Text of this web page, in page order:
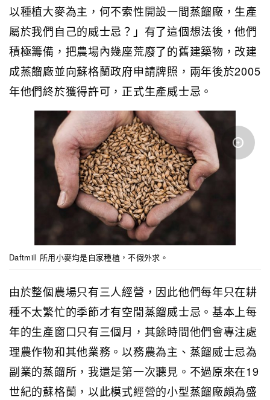
以種植大麥為主，何不索性開設一間蒸餾廠，生產
屬於我們自己的威士忌？」有了這個想法後，他們
積極籌備，把農場內幾座荒廢了的舊建築物，改建
成蒸餾廠並向蘇格蘭政府申請牌照，兩年後於2005
年他們終於獲得許可，正式生產威士忌。
Daftmill 所用小麥均是自家種植，不假外求。
由於整個農場只有三人經營，因此他們每年只在耕
種不太繁忙的季節才有空閒蒸餾威士忌。基本上每
年的生產窗口只有三個月，其餘時間他們會專注處
理農作物和其他業務。以務農為主、蒸餾威士忌為
副業的蒸餾所，我還是第一次聽見。不過原來在19
世紀的蘇格蘭，以此模式經營的小型蒸餾廠頗為盛